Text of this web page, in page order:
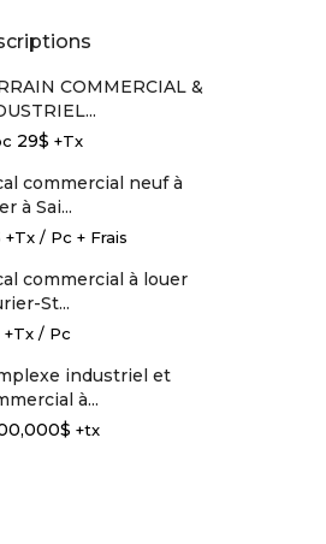
COMMERCIAL &
29$ +Tx
commercial neuf à
à Sai...
+Tx / Pc + Frais
commercial à louer
St...
+Tx / Pc
industriel et
à...
+tx